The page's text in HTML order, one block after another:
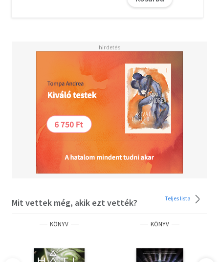
testőrtisztjét, Brett Shaw-t bízza meg az expedíció
Anstetten uralkodóház szerepe is megkérdőjeleződik.
Harrison Fawcett ma már kultikusnak számító, profetikus
látomása az emberiség legősibb titkait kutatva az iszlám
és az ókori Egyiptom az emberiség legősibb titkait
kutatva az iszlám és az ókori Egyiptom világába
kalauzolja az olvasóit. A Mysterious Universe világának
világába kalauzolja az olvasóit. A Mysterious Universe
világának egyik megalapozó műve az első kiadása óta
eltelt tizenhat év után egyik megalapozó műve az első
kiadása óta eltelt tizenhat év után sem veszített az
aktualitásaiból, és nem mindennapi izgalmakat sem
veszített az aktualitásaiból, és nem mindennapi
kedvelői számára.
Mit vettek még, akik ezt vették? Teljes lista
KÖNYV KÖNYV